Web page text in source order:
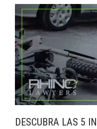
DESCUBRA LAS 5